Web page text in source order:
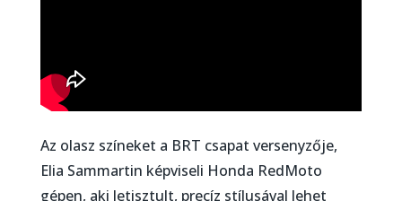
Az olasz színeket a BRT csapat versenyzője,
Elia Sammartin képviseli Honda RedMoto
gépen, aki letisztult, precíz stílusával lehet